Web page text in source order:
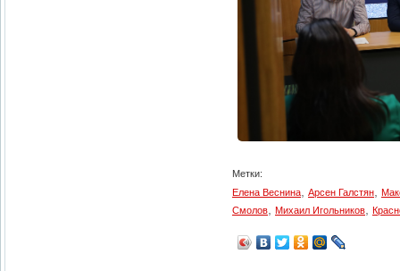
Метки:
Елена Веснина
Арсен Галстян
Смолов
Михаил Игольников